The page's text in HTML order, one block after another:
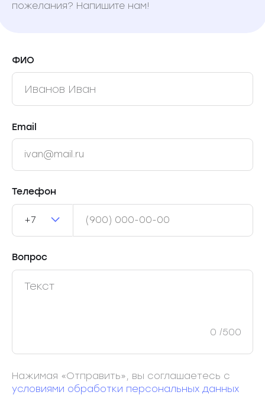
пожелания? Напишите нам!
ФИО
Email
Телефон
+7
Вопрос
0 /500
Нажимая «Отправить», вы соглашаетесь с
условиями обработки персональных данных